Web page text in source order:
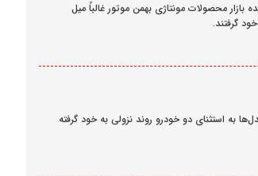
طبق داده‌های به‌دست‌آمده بازار محصولات مونتاژی بهمن موتور غالباً میل
گرفتند.
امروز در اولین روز بعد از تعطیلات فروردین ۱۴۰۴، تمامی مدل‌ها به استثنای دو خودرو روند نزولی به خود گرفته